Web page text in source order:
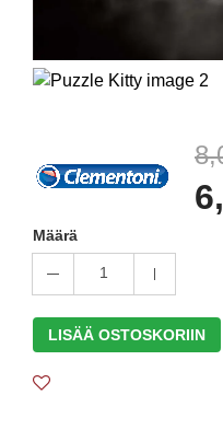
Määrä
1
LISÄÄ OSTOSKORIIN